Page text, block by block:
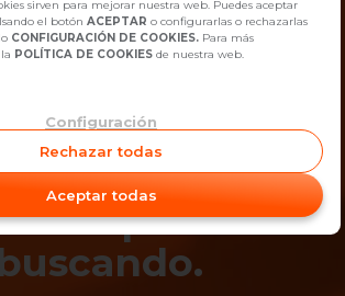
Alquiler
Empleo
Oficinas
Contacto
Ya no está
el
que estás
sirven para mejorar nuestra web. Puedes aceptar
el botón ACEPTAR o configurarlas o rechazarlas
CONFIGURACIÓN DE COOKIES. Para más
POLÍTICA DE COOKIES de nuestra web.
Configuración
Rechazar todas
Aceptar todas